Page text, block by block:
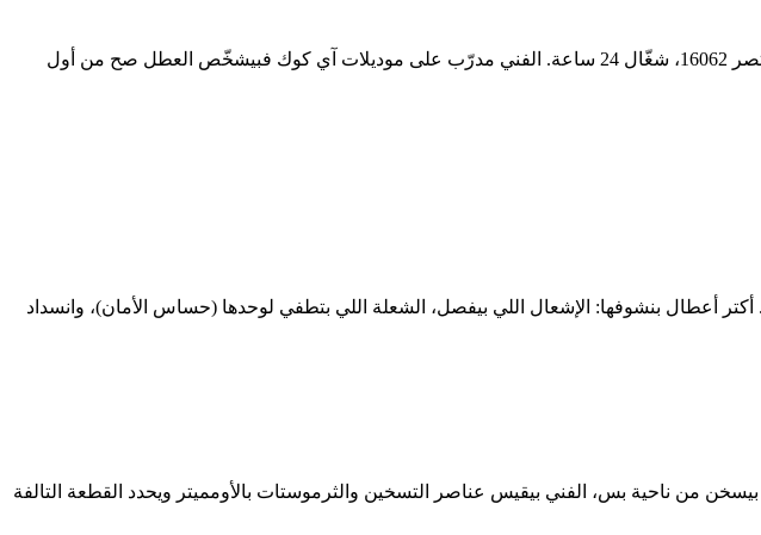
سواء محتاج صيانة بوتاجاز آي كوك، فرن، أو جهاز بلت إن — رقم صيانة آي كوك في المهندسين هو الخط المختصر 16062، شغّال 24 ساعة. الفني مدرّب على موديلات آي كوك فبيشخّص العطل صح من أول
صيانة وتصليح بوتاجاز آي كوك بكل موديلاته — 4 و5 شعلة، غاز وكهرباء. أكتر أعطال بنشوفها: الإشعال اللي بيفصل، الشعلة اللي بتطفي لوحدها (حساس الأمان)، وانسداد
من ناحية بس، الفني بيقيس عناصر التسخين والثرموستات بالأومميتر ويحدد القطعة التالفة